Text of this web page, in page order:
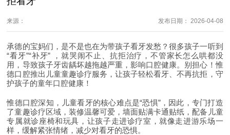
来源： 发布日期： 2026-04-08
承德的宝妈们，是不是也在为带孩子看牙发愁？很多孩子一听到
“看牙”“补牙”
，就哭闹不止、抗拒治疗，不管家长怎么哄都没
用，导致孩子牙齿龋坏越拖越严重，影响口腔健康。别担心！惟
德口腔推出儿童童趣诊疗服务，让孩子轻松看牙、不再抗拒，守
护孩子的童年口腔健康！
惟德口腔深知，儿童看牙的核心难点是“恐惧”，因此，专门打造
了童趣诊疗区域，装修温馨可爱，墙面贴满卡通贴纸，配备儿童
专属就诊座椅和玩具，让孩子走进诊疗室，就像走进游乐场一
样，缓解紧张情绪，减少对看牙的恐惧。